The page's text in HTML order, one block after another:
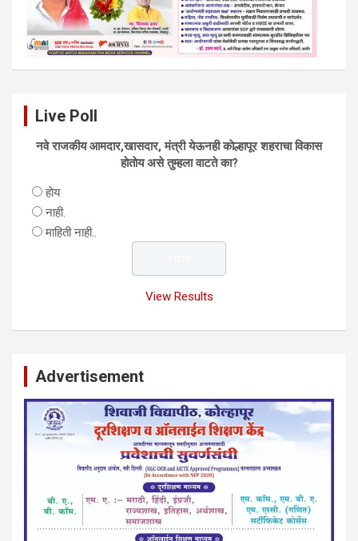
Live Poll
नवे राजकीय आमदार,खासदार, मंत्री येऊनही काेल्हापूर शहराचा विकास
हाेताेय असे तुम्हला वाटते का?
हाेय
नाही.
माहिती नाही..
View Results
Advertisement